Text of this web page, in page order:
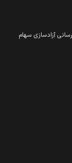
آزادسازی سهام